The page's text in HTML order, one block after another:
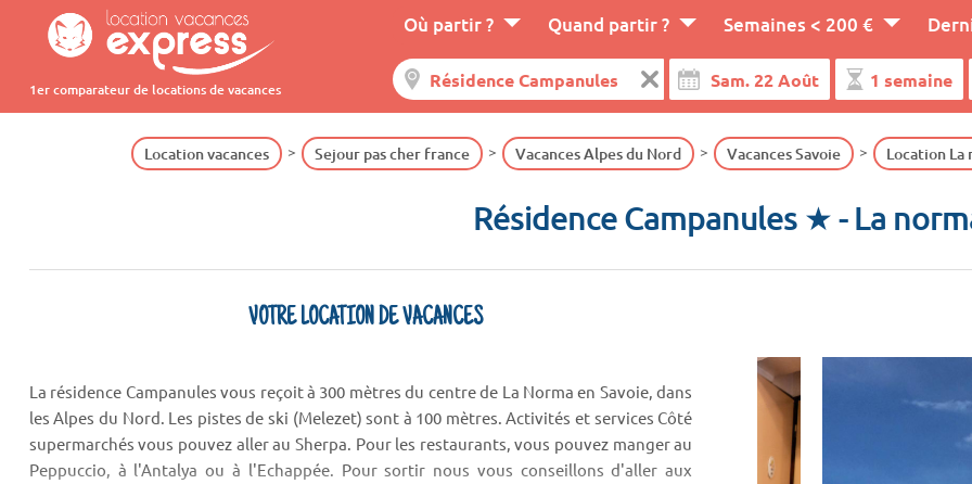
1er comparateur de locations de vacances
Où partir ? Quand partir ? Semaines < 200 €
Location vacances Sejour pas cher france Vacances Alpes du Nord Vacances Savoie Location La
Résidence Campanules ★- La
VOTRE LOCATION DE VACANCES
La résidence Campanules vous reçoit à 300 mètres du centre de La Norma en Savoie, dans
les Alpes du Nord. Les pistes de ski (Melezet) sont à 100 mètres. Activités et services Côté
supermarchés vous pouvez aller au Sherpa. Pour les restaurants, vous pouvez manger au
Peppuccio, à l'Antalya ou à l'Echappée. Pour sortir nous vous conseillons d'aller aux